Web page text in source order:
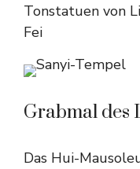
Tonstatuen von
Fei
Grabmal des
Das Hui-